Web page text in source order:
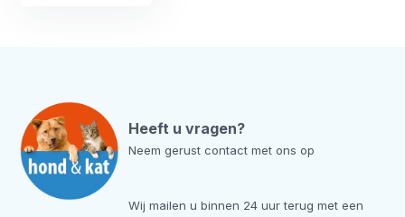
Heeft u vragen?
Neem gerust contact met ons op
Wij mailen u binnen 24 uur terug met een